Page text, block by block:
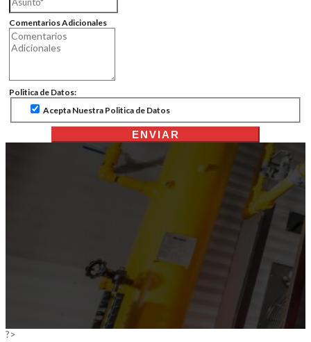
Comentarios Adicionales
Politica de Datos:
Acepta Nuestra Politica de Datos
ENVIAR
?>